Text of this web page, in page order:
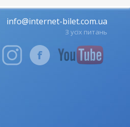
info@internet-bilet.com.ua
З усіх питань